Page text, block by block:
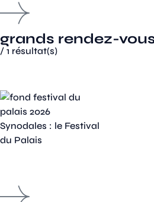
grands rendez-
/ 1 résultat(s)
Synodales : le Festival
du Palais